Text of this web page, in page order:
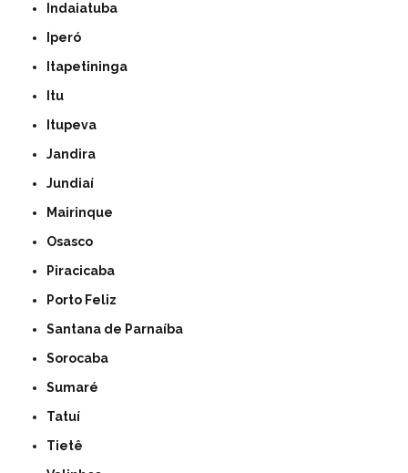
Indaiatuba
Iperó
Itapetininga
Itu
Itupeva
Jandira
Jundiaí
Mairinque
Osasco
Piracicaba
Porto Feliz
Santana de Parnaíba
Sorocaba
Sumaré
Tatuí
Tietê